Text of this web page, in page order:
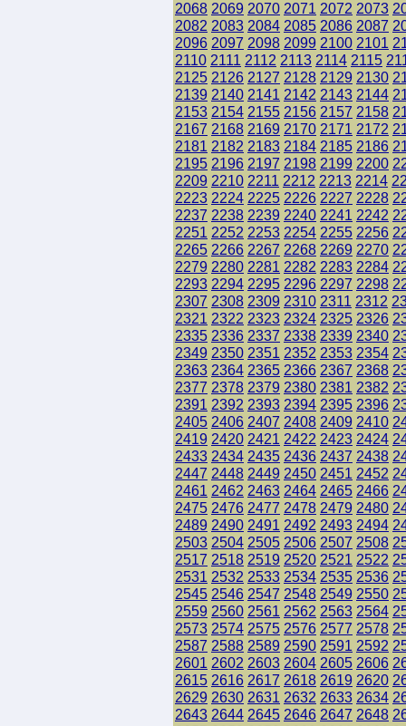
2068 2069 2070 2071 2072 2073
2082 2083 2084 2085 2086 2087
2096 2097 2098 2099 2100 2101
2110 2111 2112 2113 2114 2115
2125 2126 2127 2128 2129 2130
2139 2140 2141 2142 2143 2144
2153 2154 2155 2156 2157 2158
2167 2168 2169 2170 2171 2172
2181 2182 2183 2184 2185 2186
2195 2196 2197 2198 2199 2200
2209 2210 2211 2212 2213 2214
2223 2224 2225 2226 2227 2228
2237 2238 2239 2240 2241 2242
2251 2252 2253 2254 2255 2256
2265 2266 2267 2268 2269 2270
2279 2280 2281 2282 2283 2284
2293 2294 2295 2296 2297 2298
2307 2308 2309 2310 2311 2312
2321 2322 2323 2324 2325 2326
2335 2336 2337 2338 2339 2340
2349 2350 2351 2352 2353 2354
2363 2364 2365 2366 2367 2368
2377 2378 2379 2380 2381 2382
2391 2392 2393 2394 2395 2396
2405 2406 2407 2408 2409 2410
2419 2420 2421 2422 2423 2424
2433 2434 2435 2436 2437 2438
2447 2448 2449 2450 2451 2452
2461 2462 2463 2464 2465 2466
2475 2476 2477 2478 2479 2480
2489 2490 2491 2492 2493 2494
2503 2504 2505 2506 2507 2508
2517 2518 2519 2520 2521 2522
2531 2532 2533 2534 2535 2536
2545 2546 2547 2548 2549 2550
2559 2560 2561 2562 2563 2564
2573 2574 2575 2576 2577 2578
2587 2588 2589 2590 2591 2592
2601 2602 2603 2604 2605 2606
2615 2616 2617 2618 2619 2620
2629 2630 2631 2632 2633 2634
2643 2644 2645 2646 2647 2648